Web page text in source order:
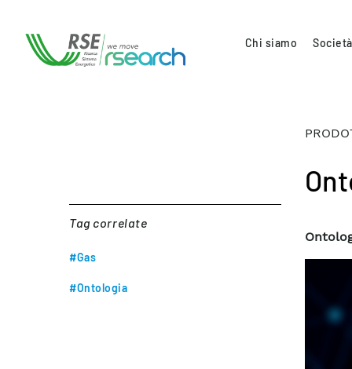
Chi siamo
Tag correlate
#Gas
#Ontologia